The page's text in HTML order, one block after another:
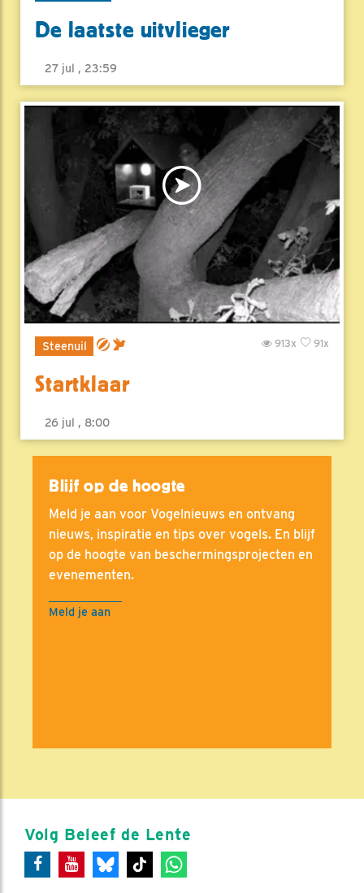
De laatste uitvlieger
27 jul , 23:59
Steenuil 91x
913x
Startklaar
26 jul , 8:00
Blijf op de hoogte
Meld je aan voor Vogelnieuws en ontvang
nieuws, inspiratie en tips over vogels. En blijf
op de hoogte van beschermingsprojecten en
evenementen.
Meld je aan
Volg Beleef de Lente